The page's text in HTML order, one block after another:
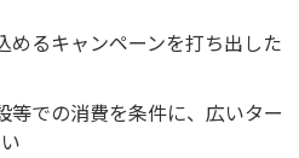
めるキャンペーンを打ち出した
等での消費を条件に、広いター